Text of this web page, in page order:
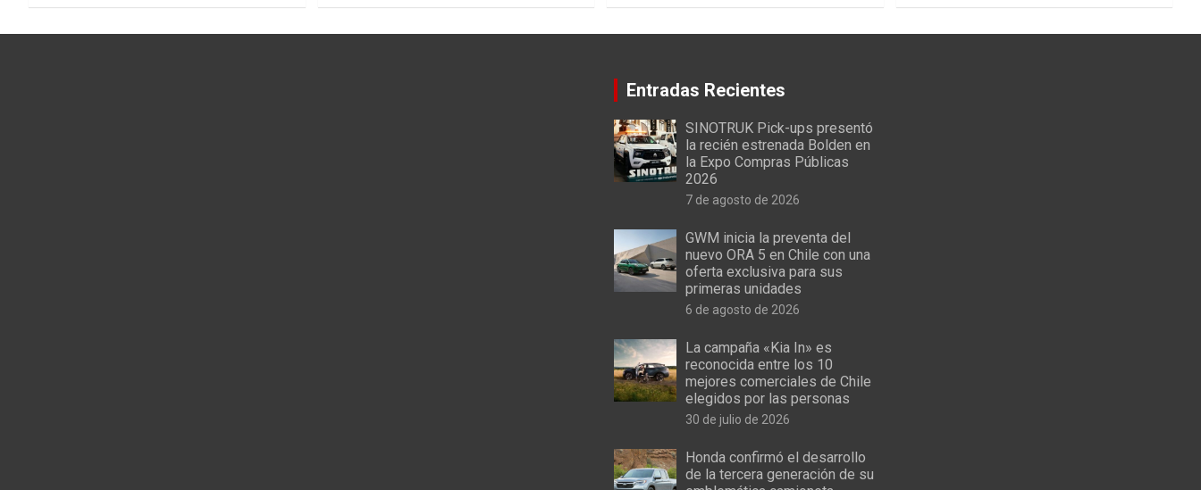
Entradas Recientes
SINOTRUK Pick-ups presentó
la recién estrenada Bolden en
la Expo Compras Públicas
2026
7 de agosto de 2026
GWM inicia la preventa del
nuevo ORA 5 en Chile con una
oferta exclusiva para sus
primeras unidades
6 de agosto de 2026
La campaña «Kia In» es
reconocida entre los 10
mejores comerciales de Chile
elegidos por las personas
30 de julio de 2026
Honda confirmó el desarrollo
de la tercera generación de su